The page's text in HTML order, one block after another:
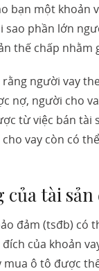
bạn một khoản
sao phần lớn
thế chấp
người vay
nợ, người cho
từ việc bán
vay còn có
tài sản
đảm (tsđb)
của khoản
ô tô được